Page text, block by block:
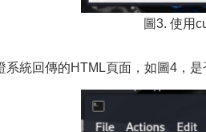
圖3. 使用
統回傳的HTML頁面，如圖4，